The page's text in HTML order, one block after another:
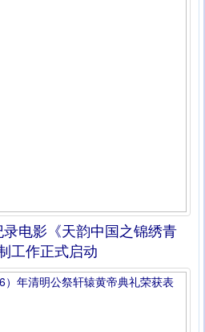
电影《天韵中国之锦绣青
工作正式启动